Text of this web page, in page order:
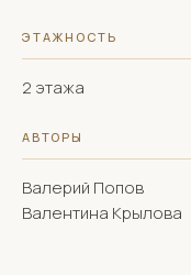
ЭТАЖНОСТЬ
2 этажа
АВТОРЫ
Валерий Попов
Валентина Крылова